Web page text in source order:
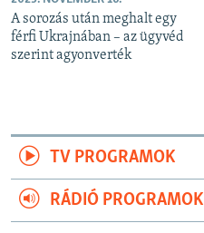
A sorozás után meghalt egy
férfi Ukrajnában – az ügyvéd
szerint agyonverték
TV PROGRAMOK
RÁDIÓ PROGRAMOK